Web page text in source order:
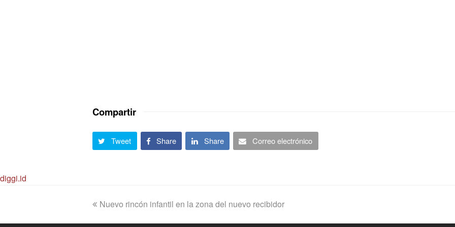
Compartir
Tweet Share Share Correo electrónico
diggi.id
previous
Nuevo rincón infantil en la zona del nuevo recibidor